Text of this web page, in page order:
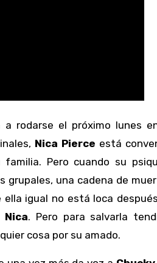
a rodarse el próximo lunes
Nica Pierce está
Pero cuando su
una cadena de
ella igual no está loca
Nica. Pero para salvarla
cosa por su amado.